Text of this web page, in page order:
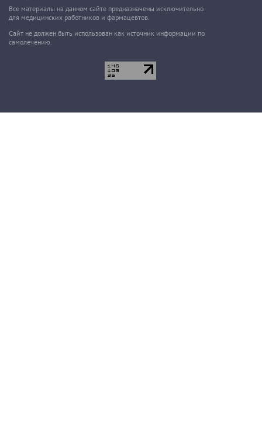
Все материалы на данном сайте предназначены исключительно
для медицинских работников и фармацевтов.
Сайт не должен быть использован как источник информации по
самолечению.